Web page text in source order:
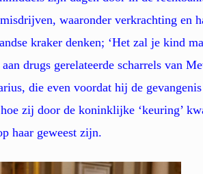
waaronder verkrachting en
kraker denken; ‘Het zal je kind
drugs gerelateerde scharrels van
die even voordat hij de
zij door de koninklijke ‘keuring’
haar geweest zijn.